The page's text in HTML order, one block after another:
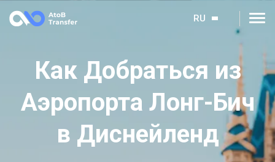
RU
Как Добраться из
Аэропорта Лонг-Бич
в Диснейленд